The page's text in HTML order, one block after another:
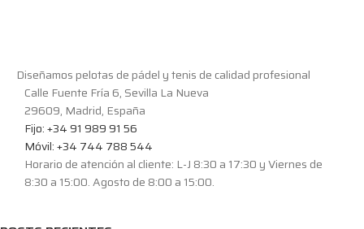
Diseñamos pelotas de pádel y tenis de calidad profesional
Calle Fuente Fría 6, Sevilla La Nueva
29609, Madrid, España
Fijo: +34 91 989 91 56
Móvil: +34 744 788 544
Horario de atención al cliente: L-J 8:30 a 17:30 y Viernes de
8:30 a 15:00. Agosto de 8:00 a 15:00.